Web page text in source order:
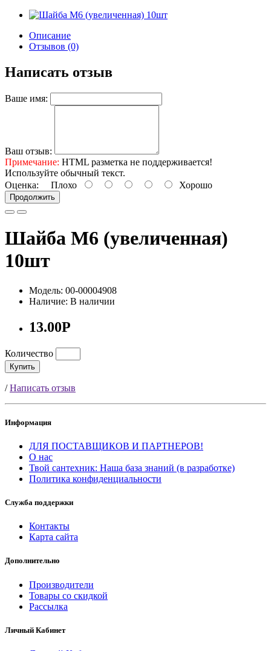
Описание
Отзывов (0)
Написать отзыв
Ваше имя:
Ваш отзыв:
Примечание: HTML разметка не поддерживается!
Используйте обычный текст.
Оценка: Плохо Хорошо
Продолжить
Шайба М6 (увеличенная)
10шт
Модель: 00-00004908
Наличие: В наличии
13.00Р
Количество
Купить
/Написать отзыв
Информация
ДЛЯ ПОСТАВЩИКОВ И ПАРТНЕРОВ!
О нас
Твой сантехник: Наша база знаний (в разработке)
Политика конфиденциальности
Служба поддержки
Контакты
Карта сайта
Дополнительно
Производители
Товары со скидкой
Рассылка
Личный Кабинет